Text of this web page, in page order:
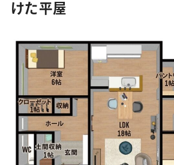
けた平屋